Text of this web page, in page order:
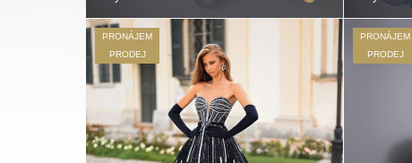
PRONÁJEM
PRODEJ
PRONÁJEM
PRODEJ